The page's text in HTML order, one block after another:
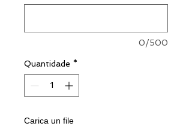
0/500
Quantidade *
Carica un file